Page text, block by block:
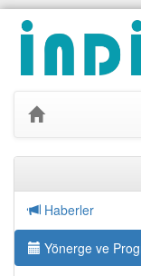
Haberler
Yönerge ve